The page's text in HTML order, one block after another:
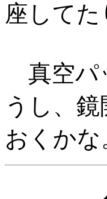
座してた
真空パ
うし、
おくかな